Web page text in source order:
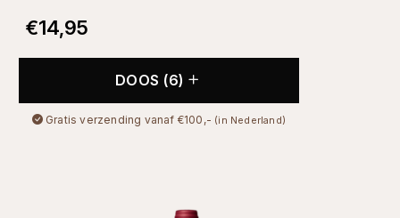
€14,95
DOOS (6)
Gratis verzending vanaf €100,- (in Nederland)